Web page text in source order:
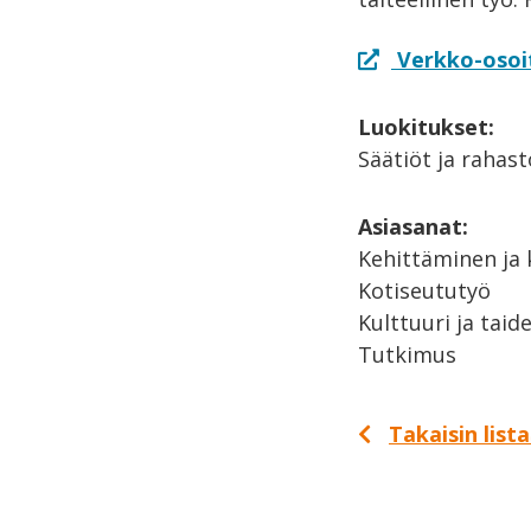
Verkko-
Luokitukset:
Säätiöt ja
Asiasanat:
Kehittäminen ja
Kotiseututyö
Kulttuuri ja taide
Tutkimus
Takaisin